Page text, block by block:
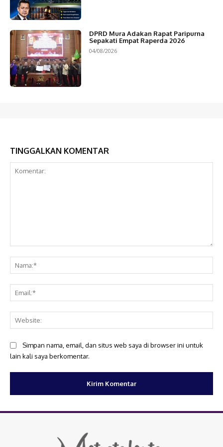
DPRD Mura Adakan Rapat Paripurna
Sepakati Empat Raperda 2026
04/08/2026
TINGGALKAN KOMENTAR
Simpan nama, email, dan situs web saya di browser ini untuk
lain kali saya berkomentar.